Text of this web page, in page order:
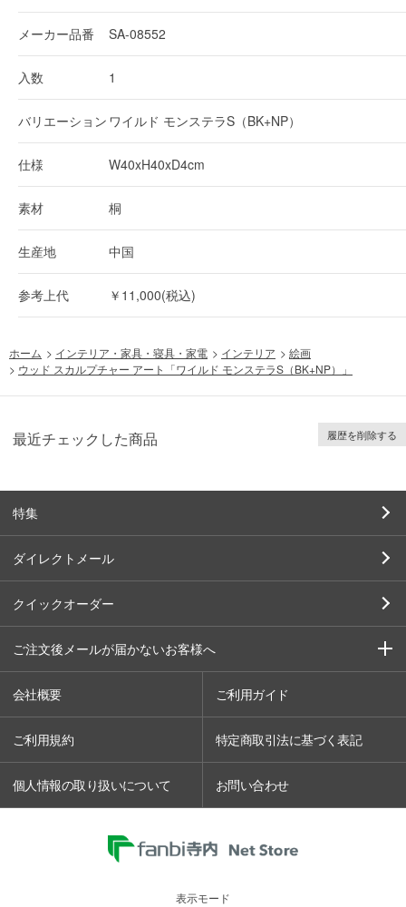
メーカー品番 SA-08552
入数 1
バリエーション ワイルド モンステラS（BK+NP）
仕様 W40xH40xD4cm
素材 桐
生産地 中国
参考上代 ￥11,000(税込)
ホーム > インテリア・家具・寝具・家電 > インテリア > 絵画
> ウッド スカルプチャー アート「ワイルド モンステラS（BK+NP）」
最近チェックした商品 履歴を削除する
特集
ダイレクトメール
クイックオーダー
ご注文後メールが届かないお客様へ
会社概要 ご利用ガイド
ご利用規約 特定商取引法に基づく表記
個人情報の取り扱いについて お問い合わせ
表示モード